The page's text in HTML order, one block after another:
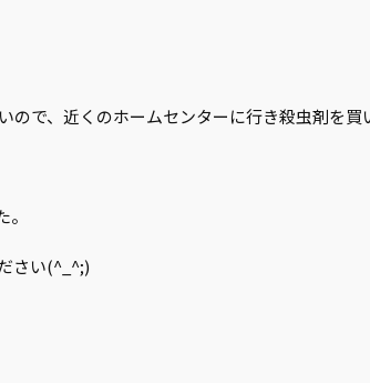
で、近くのホームセンターに行き殺虫剤を買
さい(^_^;)